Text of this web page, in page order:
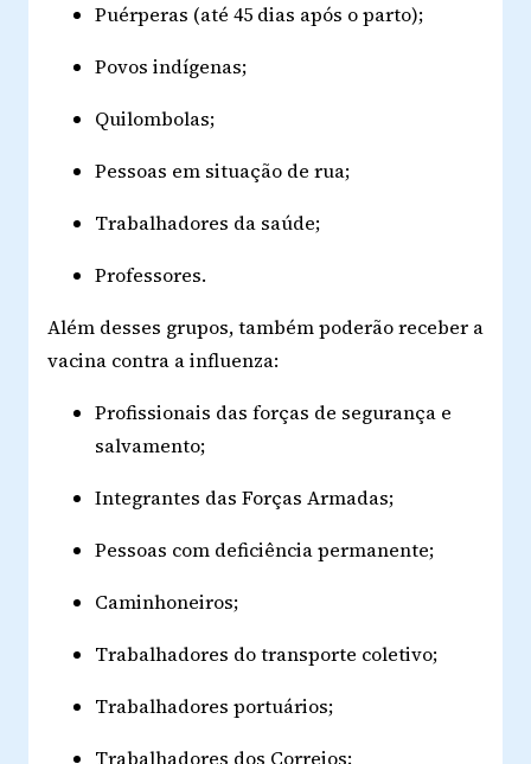
Puérperas (até 45 dias após o parto);
Povos indígenas;
Quilombolas;
Pessoas em situação de rua;
Trabalhadores da saúde;
Professores.
Além desses grupos, também poderão receber a
vacina contra a influenza:
Profissionais das forças de segurança e
salvamento;
Integrantes das Forças Armadas;
Pessoas com deficiência permanente;
Caminhoneiros;
Trabalhadores do transporte coletivo;
Trabalhadores portuários;
Trabalhadores dos Correios;